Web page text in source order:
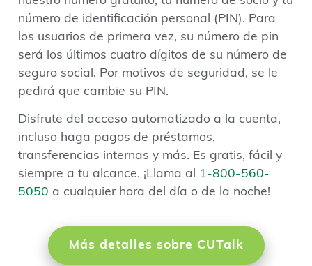
número de identificación personal (PIN). Para
los usuarios de primera vez, su número de pin
será los últimos cuatro dígitos de su número de
seguro social. Por motivos de seguridad, se le
pedirá que cambie su PIN.
Disfrute del acceso automatizado a la cuenta,
incluso haga pagos de préstamos,
transferencias internas y más. Es gratis, fácil y
siempre a tu alcance. ¡Llama al
1-800-560-
5050 a cualquier hora del día o de la noche!
Más detalles sobre CUTalk